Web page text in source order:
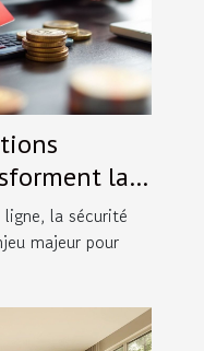
la
en ligne ?
ligne, la sécurité
majeur pour